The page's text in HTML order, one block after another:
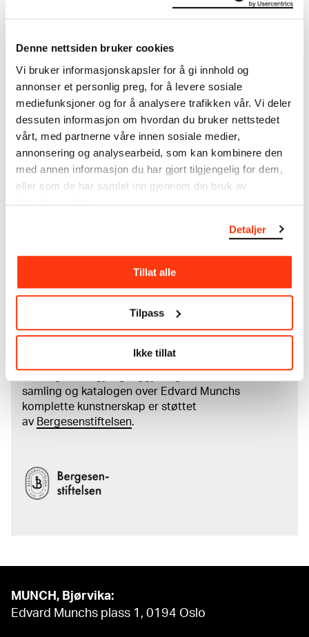
Denne nettsiden bruker cookies
Vi bruker informasjonskapsler for å gi innhold og
annonser et personlig preg, for å levere sosiale
mediefunksjoner og for å analysere trafikken vår. Vi deler
dessuten informasjon om hvordan du bruker nettstedet
vårt, med partnerne våre innen sosiale medier,
annonsering og analysearbeid, som kan kombinere den
med annen informasjon du har gjort tilgjengelig for dem,
eller som de har samlet inn gjennom din bruk av
tjenestene deres.
Detaljer
Tillat alle
Tilpass
Ikke tillat
kunstnerskap. Verkskatalogen utbedres jevnlig i
forbehold om at feil kan forekomme.
MUNCHs samling består av over 42 000 unike
museumsobjekter, inkludert nærmere 27 000 unike
kunstverk. I tillegg til den ekstraordinære samlingen
somEdvard Munchtestamenterte til Oslo
kommune i 1940, rommer museet også samlingene
til Rolf Stenersen, Amaldus Nielsen og Ludvig O.
Les mer om bruk av våre avfotograferinger og
kreditering
Les mer om arbeidet med å digitalisere Munchs
samling og katalogen over Edvard Munchs
komplette kunstnerskap er støttet
av Bergesenstiftelsen.
MUNCH, Bjørvika:
Edvard Munchs plass 1, 0194 Oslo